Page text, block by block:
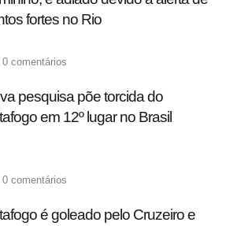
fortes no Rio
0 comentários
pesquisa põe torcida do
em 12º lugar no Brasil
0 comentários
é goleado pelo Cruzeiro e